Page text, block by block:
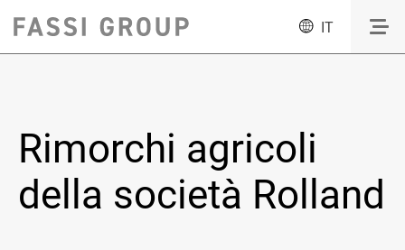
IT
Rimorchi agricoli
della società Rolland